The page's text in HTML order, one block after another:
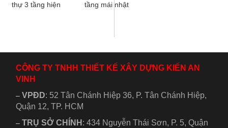
thự 3 tầng hiện
tầng mái nhật
Với 3 phòng ngủ,
CÔNG TY TNHH THIẾT KẾ XÂY DỰNG KIẾN AN
VINH
–VPĐD: 52 Tân Chánh Hiệp 36, P. Tân Chánh Hiệp,
Quận 12, TP. HCM
– TRỤ SỞ CHÍNH :434 Nguyễn Thái Sơn, P. 5, Quận